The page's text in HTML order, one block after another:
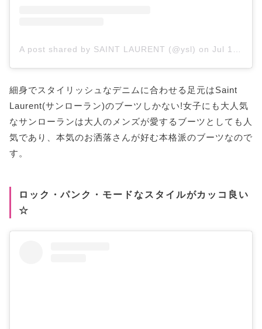
A post shared by SAINT LAURENT (@ysl) on Jul 10, 2020 at 10:02am PDT
細身でスタイリッシュなデニムに合わせる足元はSaint
Laurent(サンローラン)のブーツしかない!女子にも大人気
なサンローランは大人のメンズが愛するブーツとしても人
気であり、本気のお洒落さんが好む本格派のブーツなので
す。
ロック・パンク・モードなスタイルがカッコ良い
☆